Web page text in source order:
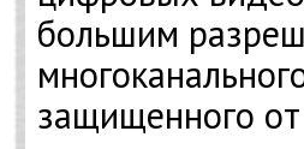
большим
защищенного